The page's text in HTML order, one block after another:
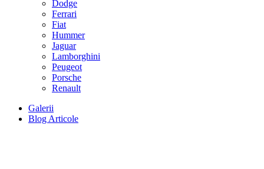
Dodge
Ferrari
Fiat
Hummer
Jaguar
Lamborghini
Peugeot
Porsche
Renault
Galerii
Blog Articole